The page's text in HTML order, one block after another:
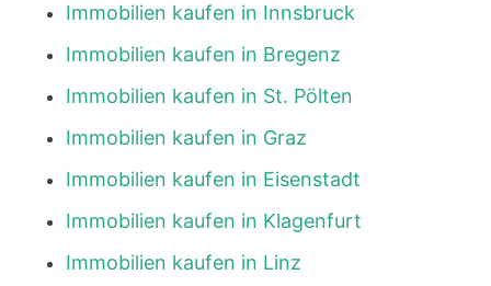
Immobilien kaufen in Innsbruck
Immobilien kaufen in Bregenz
Immobilien kaufen in St. Pölten
Immobilien kaufen in Graz
Immobilien kaufen in Eisenstadt
Immobilien kaufen in Klagenfurt
Immobilien kaufen in Linz